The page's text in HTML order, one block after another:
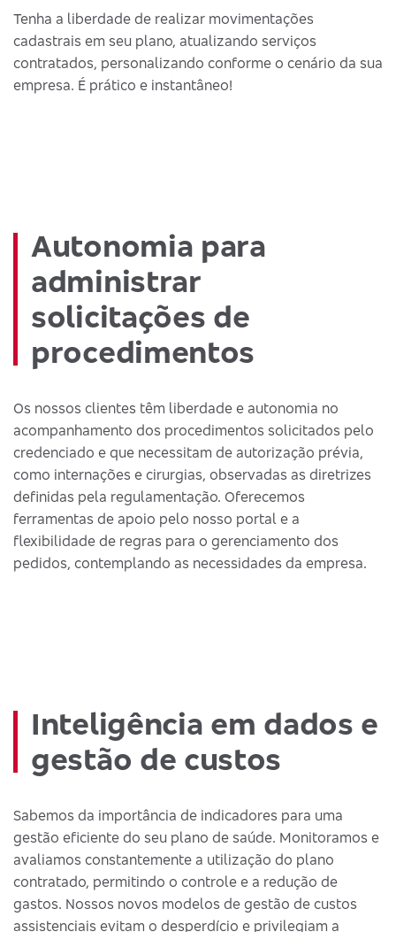
Tenha a liberdade de realizar movimentações
cadastrais em seu plano, atualizando serviços
contratados, personalizando conforme o cenário da sua
empresa. É prático e instantâneo!
Autonomia para
administrar
solicitações de
procedimentos
Os nossos clientes têm liberdade e autonomia no
acompanhamento dos procedimentos solicitados pelo
credenciado e que necessitam de autorização prévia,
como internações e cirurgias, observadas as diretrizes
definidas pela regulamentação. Oferecemos
ferramentas de apoio pelo nosso portal e a
flexibilidade de regras para o gerenciamento dos
pedidos, contemplando as necessidades da empresa.
Inteligência em dados e
gestão de custos
Sabemos da importância de indicadores para uma
gestão eficiente do seu plano de saúde. Monitoramos e
avaliamos constantemente a utilização do plano
contratado, permitindo o controle e a redução de
gastos. Nossos novos modelos de gestão de custos
assistenciais evitam o desperdício e privilegiam a